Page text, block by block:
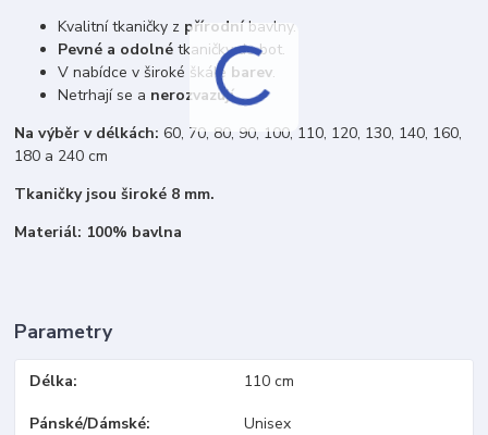
Kvalitní tkaničky z přírodníbavlny.
Pevné a odolnétkaničky do bot.
V nabídce v široké škále barev.
Netrhají se a nerozvazují.
Na výběr v délkách: 60, 70, 80, 90, 100, 110, 120, 130, 140, 160,
180 a 240 cm
Tkaničky jsou široké 8 mm.
Materiál: 100% bavlna
Parametry
Délka 110 cm
Pánské/Dámské Unisex